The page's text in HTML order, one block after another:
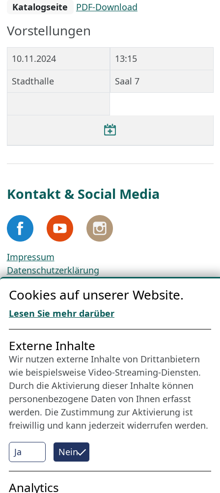
Katalogseite PDF-Download
Vorstellungen
10.11.2024
13:15
Stadthalle
Saal 7
Kontakt & Social Media
Impressum
Datenschutzerklärung
AGBs
Download „Nordic Tango“
Freundes­kreis
Bleiben Sie uns das ganze Jahr über verbunden:
Werden Sie Freund der Nordischen Filmtage
Lübeck.
Mehr erfahren
Internet Partner
Cookies auf unserer Website.
Lesen Sie mehr darüber
Ja Nein
Externe Inhalte
Wir nutzen externe Inhalte von Drittanbietern
wie beispielsweise Video-Streaming-Diensten.
Durch die Aktivierung dieser Inhalte können
personenbezogene Daten von Ihnen erfasst
werden. Die Zustimmung zur Aktivierung ist
freiwillig und kann jederzeit widerrufen werden.
Analytics